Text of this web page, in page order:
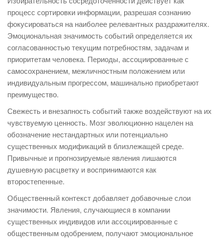
процесс сортировки информации, разрешая сознанию
фокусироваться на наиболее релевантных раздражителях.
Эмоциональная значимость событий определяется их
согласованностью текущим потребностям, задачам и
приоритетам человека. Периоды, ассоциированные с
самосохранением, межличностным положением или
индивидуальным прогрессом, машинально приобретают
преимущество.
Свежесть и внезапность событий также воздействуют на их
чувствуемую ценность. Мозг эволюционно нацелен на
обозначение нестандартных или потенциально
существенных модификаций в близлежащей среде.
Привычные и прогнозируемые явления лишаются
душевную расцветку и воспринимаются как
второстепенные.
Общественный контекст добавляет добавочные слои
значимости. Явления, случающиеся в компании
существенных индивидов или ассоциированные с
общественным одобрением, получают эмоциональное